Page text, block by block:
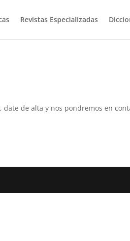
Revistas Especializadas
de alta y nos pondremos en